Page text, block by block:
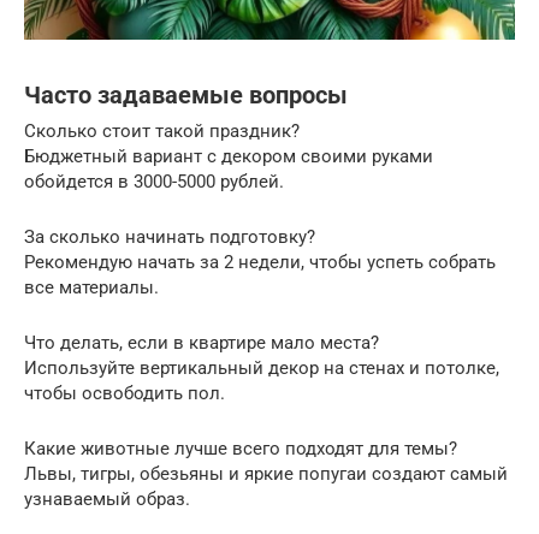
Часто задаваемые вопросы
Сколько стоит такой праздник?
Бюджетный вариант с декором своими руками
обойдется в 3000-5000 рублей.
За сколько начинать подготовку?
Рекомендую начать за 2 недели, чтобы успеть собрать
все материалы.
Что делать, если в квартире мало места?
Используйте вертикальный декор на стенах и потолке,
чтобы освободить пол.
Какие животные лучше всего подходят для темы?
Львы, тигры, обезьяны и яркие попугаи создают самый
узнаваемый образ.